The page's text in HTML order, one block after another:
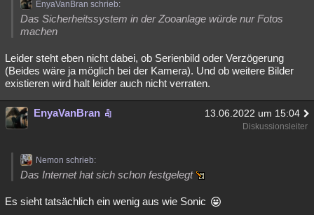
EnyaVanBran schrieb:
Das Sicherheitssystem in der Zooanlage würde nur Fotos
machen
Leider steht eben nicht dabei, ob Serienbild oder Verzögerung
(Beides wäre ja möglich bei der Kamera). Und ob weitere Bilder
existieren wird halt leider auch nicht verraten.
EnyaVanBran 13.06.2022 um 15:04
Diskussionsleiter
Nemon schrieb:
Das Internet hat sich schon festgelegt
Es sieht tatsächlich ein wenig aus wie Sonic